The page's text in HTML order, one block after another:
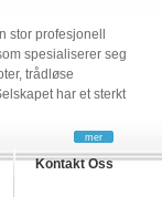
stor profesjonell
spesialiserer seg
trådløse
har et sterkt
mer
Kontakt Oss